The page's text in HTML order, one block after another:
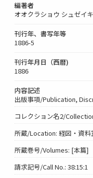
編著者
オオクラショウ シュゼイ
刊行年、書写年等
1886-5
刊行年月日（西暦)
1886
内容記述
出版事項/Publication,
コレクション名2/
所蔵/Location: 経図・資
所蔵巻号/Volumes: [本篇]
請求記号/Call No.: 38:15:1